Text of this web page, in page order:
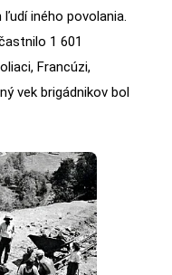
iného povolania.
1 601
Francúzi,
vek brigádnikov bol